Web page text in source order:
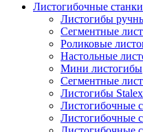
Листогибочные станки
Листогибы
Сегментные
Роликовые
Настольные
Мини листогибы
Сегментные
Листогибы
Листогибочные
Листогибочные